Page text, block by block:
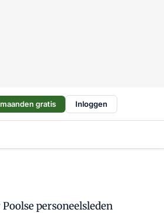
gratis Inloggen
personeelsleden